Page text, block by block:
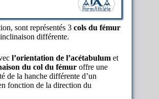
sont représentés 3 cols du fémur
différente.
l’orientation de l’acétabulum et
du col du fémur offre une
de la hanche différente d’un
fonction de la direction du